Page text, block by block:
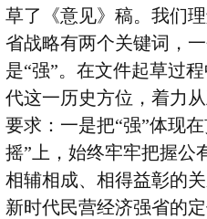
草了《意见》稿。我们
省战略有两个关键词，
是“强”。在文件起草过
代这一历史方位，着力
要求：一是把“强”体现
摇” 上，始终牢牢把握
相辅相成、相得益彰的
新时代民营经济强省的